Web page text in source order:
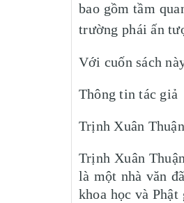
bao gồm tầm
trường phái ấn
Với cuốn sách
Thông tin tác giả
Trịnh Xuân Thuận
Trịnh Xuân
là một nhà văn
khoa học và